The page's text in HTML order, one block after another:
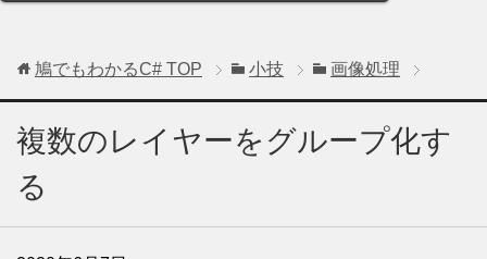
鳩でもわかるC# TOP 小技 画像処理
複数のレイヤーをグループ化す
る